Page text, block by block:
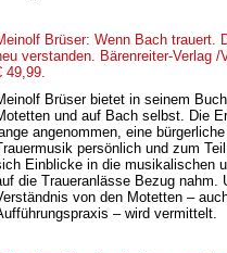
Brüser: Wenn Bach trauert.
verstanden. Bärenreiter-Verlag
49,99.
Brüser bietet in seinem
und auf Bach selbst. Die
angenommen, eine
persönlich und zum
Einblicke in die musikalischen
die Traueranlässe Bezug nahm.
von den Motetten –
– wird vermittelt.